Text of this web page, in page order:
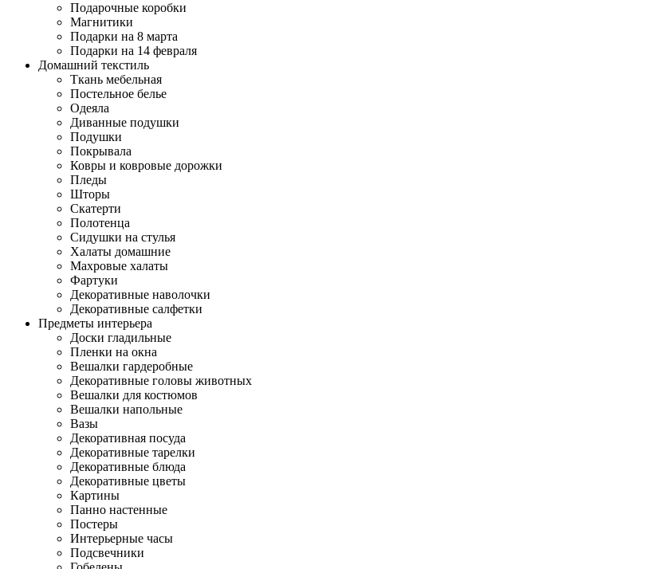
Подарочные коробки
Магнитики
Подарки на 8 марта
Подарки на 14 февраля
Домашний текстиль
Ткань мебельная
Постельное белье
Одеяла
Диванные подушки
Подушки
Покрывала
Ковры и ковровые дорожки
Пледы
Шторы
Скатерти
Полотенца
Сидушки на стулья
Халаты домашние
Махровые халаты
Фартуки
Декоративные наволочки
Декоративные салфетки
Предметы интерьера
Доски гладильные
Пленки на окна
Вешалки гардеробные
Декоративные головы животных
Вешалки для костюмов
Вешалки напольные
Вазы
Декоративная посуда
Декоративные тарелки
Декоративные блюда
Декоративные цветы
Картины
Панно настенные
Постеры
Интерьерные часы
Подсвечники